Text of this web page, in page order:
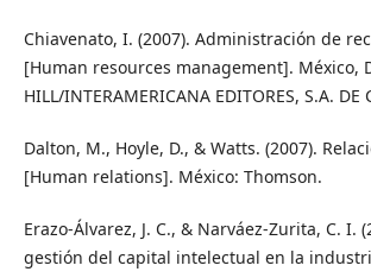
Chiavenato, I. (2007). Administración de
[Human resources management]. México,
HILL/INTERAMERICANA EDITORES, S.A. DE
Dalton, M., Hoyle, D., & Watts. (2007).
[Human relations]. México: Thomson.
Erazo-Álvarez, J. C., & Narváez-Zurita, C. I.
gestión del capital intelectual en la